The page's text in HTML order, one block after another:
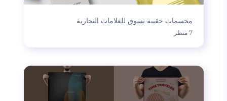
مجسمات حقيبة تسوق للعلامات التجارية
7 منظر